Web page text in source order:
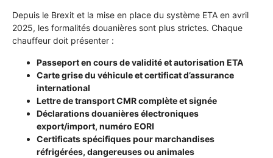
Depuis le Brexit et la mise en place du système ETA en avril
2025, les formalités douanières sont plus strictes. Chaque
chauffeur doit présenter :
Passeport en cours de validité et autorisation ETA
Carte grise du véhicule et certificat d’assurance
international
Lettre de transport CMR complète et signée
Déclarations douanières électroniques
export/import, numéro EORI
Certificats spécifiques pour marchandises
réfrigérées, dangereuses ou animales